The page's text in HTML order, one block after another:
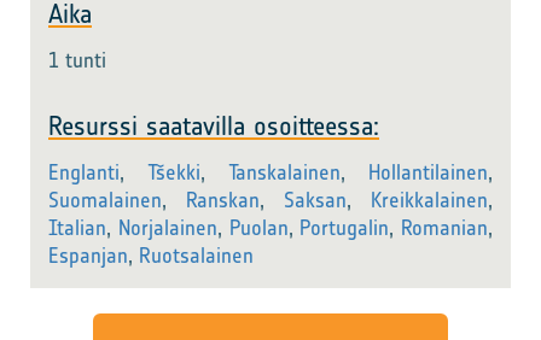
Aika
1 tunti
Resurssi saatavilla osoitteessa:
Englanti, Tšekki, Tanskalainen, Hollantilainen,
Suomalainen, Ranskan, Saksan, Kreikkalainen,
Italian, Norjalainen, Puolan, Portugalin, Romanian,
Espanjan, Ruotsalainen